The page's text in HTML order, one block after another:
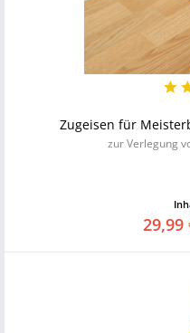
Zugeisen für
zur Verlegung
29,99